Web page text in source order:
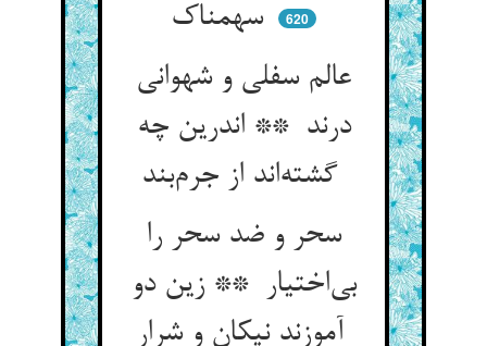
سهمناک
620
عالم سفلی و شهوانی
درند ** اندرین چه
گشته‌اند از جرم‌بند
سحر و ضد سحر را
بی‌اختیار ** زین دو